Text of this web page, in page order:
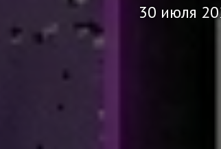
30 июля